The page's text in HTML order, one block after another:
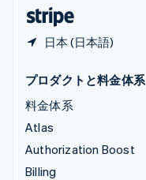
日本 (日本語)
プロダクトと料金体系
料金体系
Atlas
Authorization Boost
Billing